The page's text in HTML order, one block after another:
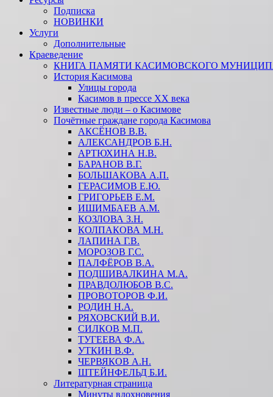
Подписка
НОВИНКИ
Услуги
Дополнительные
Краеведение
КНИГА ПАМЯТИ КАСИМОВСКОГО
История Касимова
Улицы города
Касимов в прессе XX века
Известные люди – о Касимове
Почётные граждане города Касимова
АКСЁНОВ В.В.
АЛЕКСАНДРОВ Б.Н.
АРТЮХИНА Н.В.
БАРАНОВ В.Г.
БОЛЬШАКОВА А.П.
ГЕРАСИМОВ Е.Ю.
ГРИГОРЬЕВ Е.М.
ИШИМБАЕВ А.М.
КОЗЛОВА З.Н.
КОЛПАКОВА М.Н.
ЛАПИНА Г.В.
МОРОЗОВ Г.С.
ПАЛФЁРОВ В.А.
ПОДШИВАЛКИНА М.А.
ПРАВДОЛЮБОВ В.С.
ПРОВОТОРОВ Ф.И.
РОДИН Н.А.
РЯХОВСКИЙ В.И.
СИЛКОВ М.П.
ТУГЕЕВА Ф.А.
УТКИН В.Ф.
ЧЕРВЯКОВ А.Н.
ШТЕЙНФЕЛЬД Б.И.
Литературная страница
Минуты вдохновения